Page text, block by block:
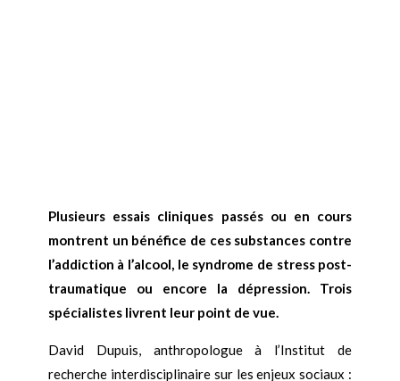
Plusieurs essais cliniques passés ou en cours
montrent un bénéfice de ces substances contre
l’addiction à l’alcool, le syndrome de stress post-
traumatique ou encore la dépression. Trois
spécialistes livrent leur point de vue.
David Dupuis, anthropologue à l’Institut de
recherche interdisciplinaire sur les enjeux sociaux :